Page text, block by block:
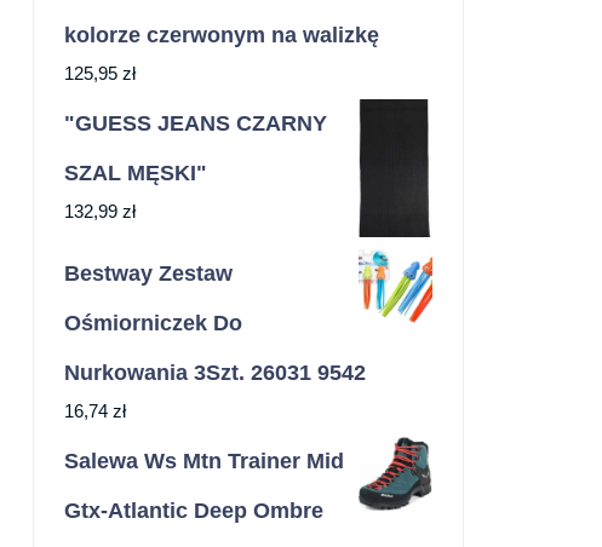
kolorze czerwonym na walizkę
125,95 zł
"GUESS JEANS CZARNY
SZAL MĘSKI"
132,99 zł
Bestway Zestaw
Ośmiorniczek Do
Nurkowania 3Szt. 26031 9542
16,74 zł
Salewa Ws Mtn Trainer Mid
Gtx-Atlantic Deep Ombre